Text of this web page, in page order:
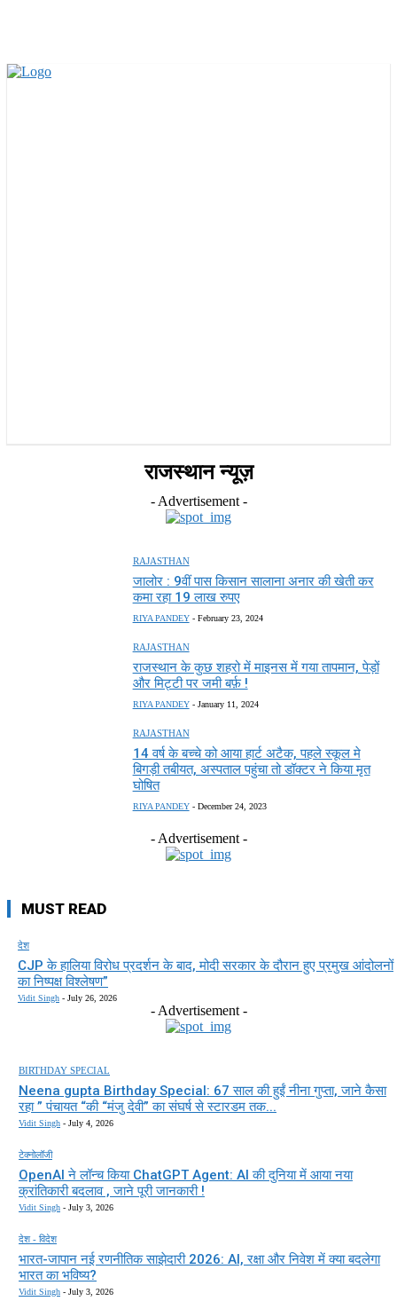
राजस्थान न्यूज़
- Advertisement -
RAJASTHAN
जालोर : 9वीं पास किसान सालाना अनार की खेती कर
कमा रहा 19 लाख रुपए
RIYA PANDEY - February 23, 2024
RAJASTHAN
राजस्थान के कुछ शहरो में माइनस में गया तापमान, पेड़ों
और मिट्टी पर जमी बर्फ़ !
RIYA PANDEY - January 11, 2024
RAJASTHAN
14 वर्ष के बच्चे को आया हार्ट अटैक, पहले स्कूल मे
बिगड़ी तबीयत, अस्पताल पहुंचा तो डॉक्टर ने किया मृत
घोषित
RIYA PANDEY - December 24, 2023
- Advertisement -
MUST READ
देश
CJP के हालिया विरोध प्रदर्शन के बाद, मोदी सरकार के दौरान हुए प्रमुख आंदोलनों
का निष्पक्ष विश्लेषण”
Vidit Singh - July 26, 2026
- Advertisement -
BIRTHDAY SPECIAL
Neena gupta Birthday Special: 67 साल की हुईं नीना गुप्ता, जाने कैसा
रहा ” पंचायत “की “मंजु देवी” का संघर्ष से स्टारडम तक...
Vidit Singh - July 4, 2026
टेक्नोलॉजी
OpenAI ने लॉन्च किया ChatGPT Agent: AI की दुनिया में आया नया
क्रांतिकारी बदलाव , जाने पूरी जानकारी !
Vidit Singh - July 3, 2026
देश - विदेश
भारत-जापान नई रणनीतिक साझेदारी 2026: AI, रक्षा और निवेश में क्या बदलेगा
भारत का भविष्य?
Vidit Singh - July 3, 2026